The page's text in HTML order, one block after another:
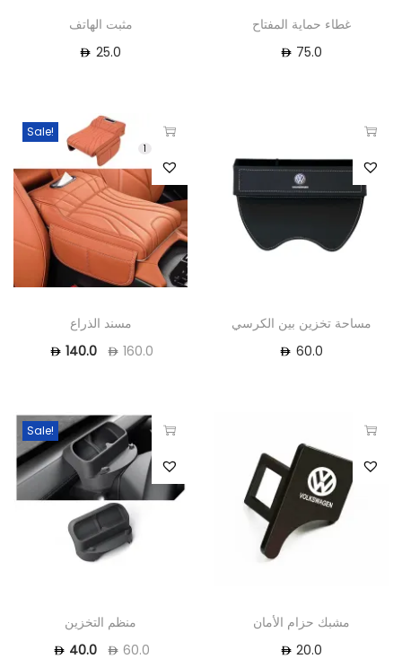
غطاء حماية المفتاح
75.0
مثبت الهاتف
25.0
مساحة تخزين بين الكرسي
60.0
Sale!
1
مسند الذراع
160.0
140.0
مشبك حزام الأمان
20.0
Sale!
منظم التخزين
60.0
40.0